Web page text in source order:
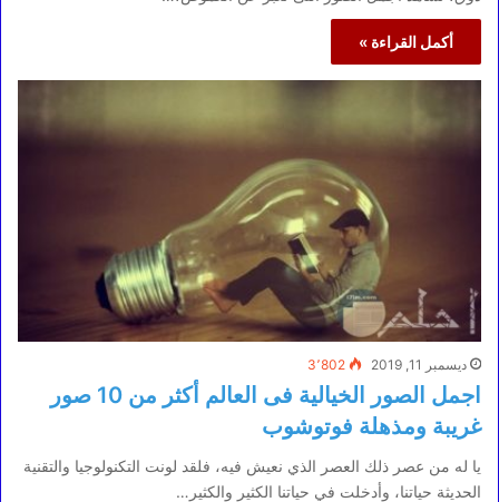
أكمل القراءة »
ديسمبر 11, 2019 3٬802
اجمل الصور الخيالية فى العالم أكثر من 10 صور
غريبة ومذهلة فوتوشوب
يا له من عصر ذلك العصر الذي نعيش فيه، فلقد لونت التكنولوجيا والتقنية
الحديثة حياتنا، وأدخلت في حياتنا الكثير والكثير…